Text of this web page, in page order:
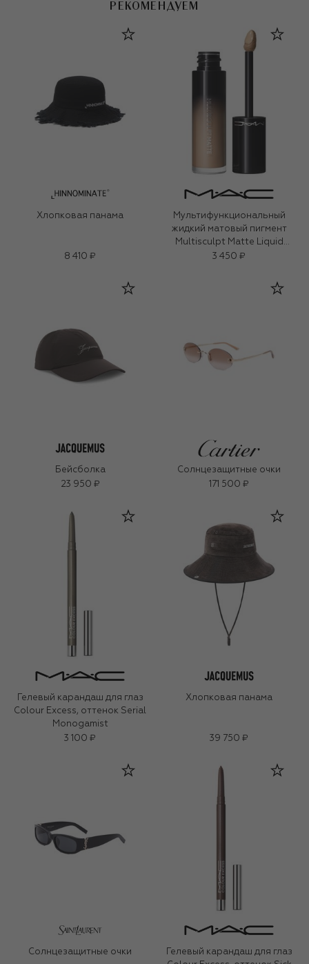
РЕКОМЕНДУЕМ
Хлопковая панама
8 410 ₽
Мультифункциональный
жидкий матовый пигмент
Multisculpt Matte Liquid
Colour, оттенок Omega (4,5ml)
3 450 ₽
Бейсболка
23 950 ₽
Солнцезащитные очки
171 500 ₽
Гелевый карандаш для глаз
Colour Excess, оттенок Serial
Monogamist
3 100 ₽
Хлопковая панама
39 750 ₽
Солнцезащитные очки
Гелевый карандаш для глаз